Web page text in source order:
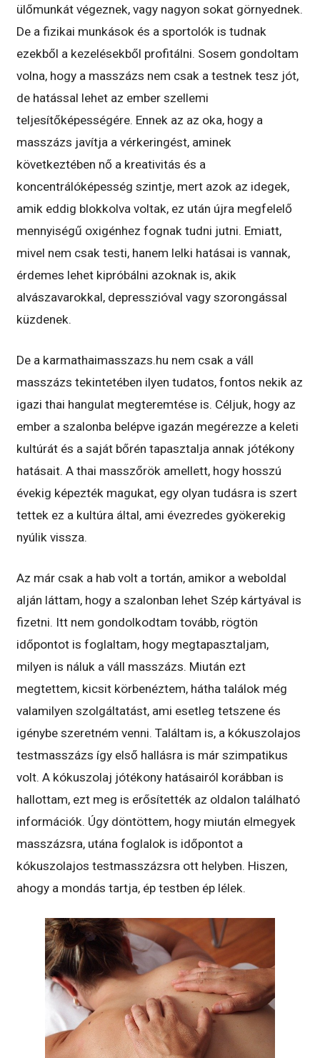
ülőmunkát végeznek, vagy nagyon sokat görnyednek.
De a fizikai munkások és a sportolók is tudnak
ezekből a kezelésekből profitálni. Sosem gondoltam
volna, hogy a masszázs nem csak a testnek tesz jót,
de hatással lehet az ember szellemi
teljesítőképességére. Ennek az az oka, hogy a
masszázs javítja a vérkeringést, aminek
következtében nő a kreativitás és a
koncentrálóképesség szintje, mert azok az idegek,
amik eddig blokkolva voltak, ez után újra megfelelő
mennyiségű oxigénhez fognak tudni jutni. Emiatt,
mivel nem csak testi, hanem lelki hatásai is vannak,
érdemes lehet kipróbálni azoknak is, akik
alvászavarokkal, depresszióval vagy szorongással
küzdenek.
De a karmathaimasszazs.hu nem csak a váll
masszázs tekintetében ilyen tudatos, fontos nekik az
igazi thai hangulat megteremtése is. Céljuk, hogy az
ember a szalonba belépve igazán megérezze a keleti
kultúrát és a saját bőrén tapasztalja annak jótékony
hatásait. A thai masszőrök amellett, hogy hosszú
évekig képezték magukat, egy olyan tudásra is szert
tettek ez a kultúra által, ami évezredes gyökerekig
nyúlik vissza.
Az már csak a hab volt a tortán, amikor a weboldal
alján láttam, hogy a szalonban lehet Szép kártyával is
fizetni. Itt nem gondolkodtam tovább, rögtön
időpontot is foglaltam, hogy megtapasztaljam,
milyen is náluk a váll masszázs. Miután ezt
megtettem, kicsit körbenéztem, hátha találok még
valamilyen szolgáltatást, ami esetleg tetszene és
igénybe szeretném venni. Találtam is, a kókuszolajos
testmasszázs így első hallásra is már szimpatikus
volt. A kókuszolaj jótékony hatásairól korábban is
hallottam, ezt meg is erősítették az oldalon található
információk. Úgy döntöttem, hogy miután elmegyek
masszázsra, utána foglalok is időpontot a
kókuszolajos testmasszázsra ott helyben. Hiszen,
ahogy a mondás tartja, ép testben ép lélek.